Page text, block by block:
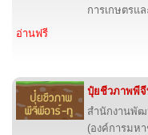
การเกษตรแ
อ่านฟรี
ปุ๋ยชีวภาพพีจี
สำนักงานพัฒ
(องค์การมห